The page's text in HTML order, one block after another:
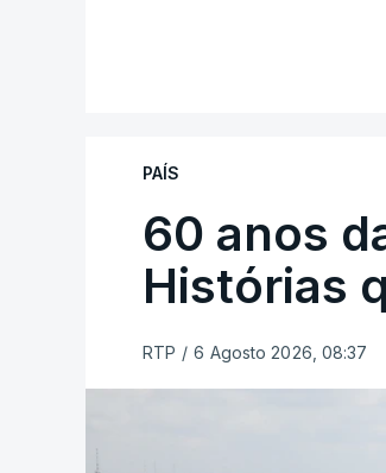
PAÍS
60 anos
Histórias
RTP / 6 Agosto 2026, 08:37